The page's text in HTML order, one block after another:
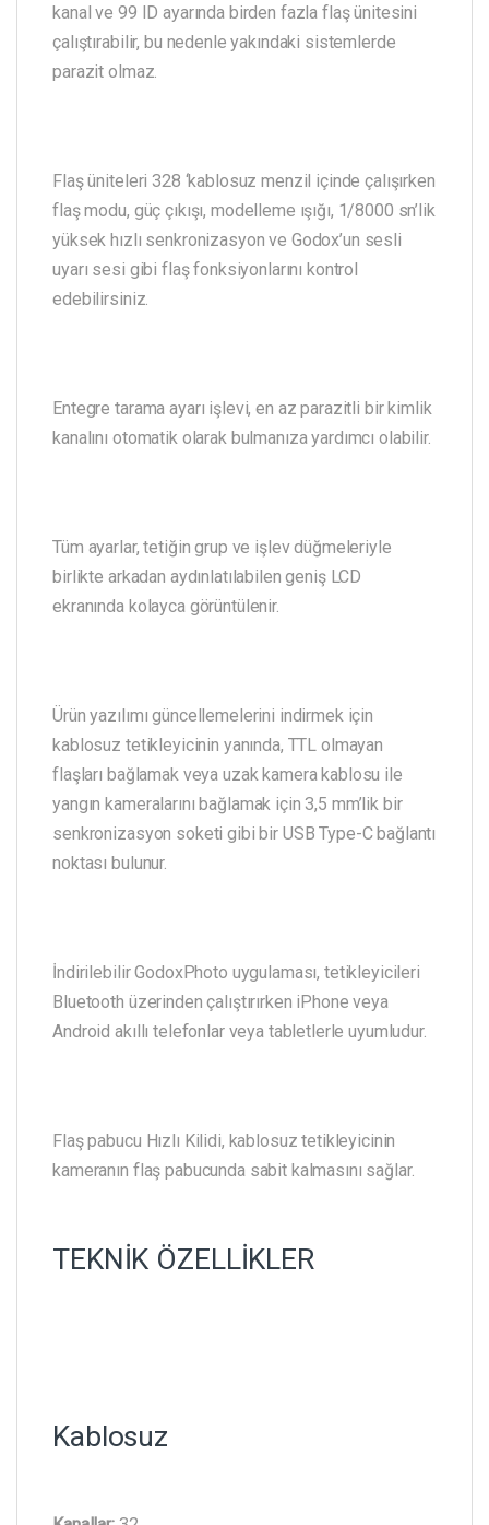
kanal ve 99 ID ayarında birden fazla flaş ünitesini
çalıştırabilir, bu nedenle yakındaki sistemlerde
parazit olmaz.
Flaş üniteleri 328 ‘kablosuz menzil içinde çalışırken
flaş modu, güç çıkışı, modelleme ışığı, 1/8000 sn’lik
yüksek hızlı senkronizasyon ve Godox’un sesli
uyarı sesi gibi flaş fonksiyonlarını kontrol
edebilirsiniz.
Entegre tarama ayarı işlevi, en az parazitli bir kimlik
kanalını otomatik olarak bulmanıza yardımcı olabilir.
Tüm ayarlar, tetiğin grup ve işlev düğmeleriyle
birlikte arkadan aydınlatılabilen geniş LCD
ekranında kolayca görüntülenir.
Ürün yazılımı güncellemelerini indirmek için
kablosuz tetikleyicinin yanında, TTL olmayan
flaşları bağlamak veya uzak kamera kablosu ile
yangın kameralarını bağlamak için 3,5 mm’lik bir
senkronizasyon soketi gibi bir USB Type-C bağlantı
noktası bulunur.
İndirilebilir GodoxPhoto uygulaması, tetikleyicileri
Bluetooth üzerinden çalıştırırken iPhone veya
Android akıllı telefonlar veya tabletlerle uyumludur.
Flaş pabucu Hızlı Kilidi, kablosuz tetikleyicinin
kameranın flaş pabucunda sabit kalmasını sağlar.
TEKNİK ÖZELLİKLER
Kablosuz